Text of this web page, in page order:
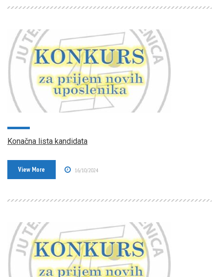
Konačna lista kandidata
View More 16/10/2024